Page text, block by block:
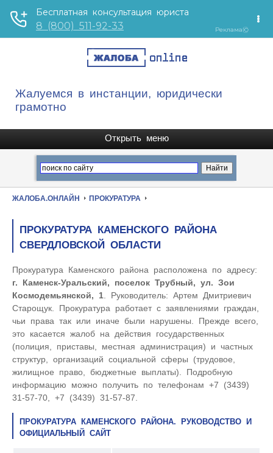
Жалуемся в инстанции, юридически
грамотно
ЖАЛОБА.ОНЛАЙН ПРОКУРАТУРА
ПРОКУРАТУРА КАМЕНСКОГО РАЙОНА
СВЕРДЛОВСКОЙ ОБЛАСТИ
Прокуратура Каменского района расположена по адресу:
г. Каменск-Уральский, поселок Трубный, ул. Зои
Космодемьянской, 1 . Руководитель: Артем Дмитриевич
Старощук. Прокуратура работает с заявлениями граждан,
чьи права так или иначе были нарушены. Прежде всего,
это касается жалоб на действия государственных
(полиция, приставы, местная администрация) и частных
структур, организаций социальной сферы (трудовое,
жилищное право, бюджетные выплаты). Подробную
информацию можно получить по телефонам +7 (3439)
31-57-70, +7 (3439) 31-57-87.
ПРОКУРАТУРА КАМЕНСКОГО РАЙОНА. РУКОВОДСТВО И
ОФИЦИАЛЬНЫЙ САЙТ